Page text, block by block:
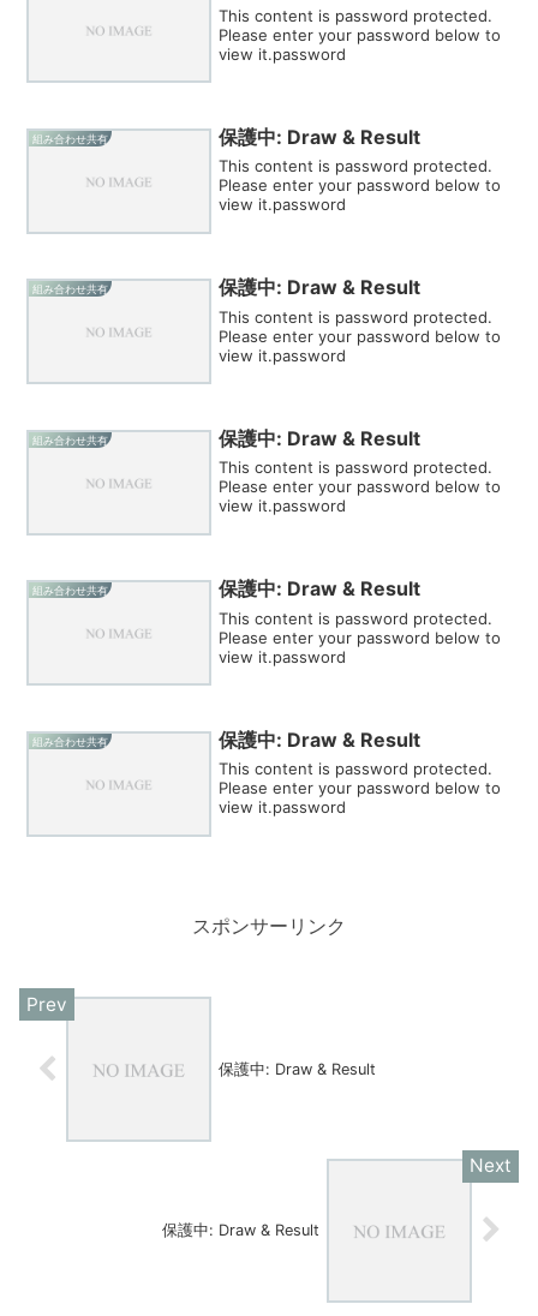
This content is password protected.
Please enter your password below to
view it.password
組み合わせ共有 保護中: Draw & Result
This content is password protected.
Please enter your password below to
view it.password
組み合わせ共有 保護中: Draw & Result
This content is password protected.
Please enter your password below to
view it.password
組み合わせ共有 保護中: Draw & Result
This content is password protected.
Please enter your password below to
view it.password
組み合わせ共有 保護中: Draw & Result
This content is password protected.
Please enter your password below to
view it.password
組み合わせ共有 保護中: Draw & Result
This content is password protected.
Please enter your password below to
view it.password
スポンサーリンク
保護中: Draw & Result
保護中: Draw & Result